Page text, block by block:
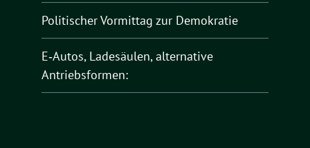
Politischer Vormittag zur Demokratie
E‑Autos, Ladesäulen, alternative
Antriebsformen: